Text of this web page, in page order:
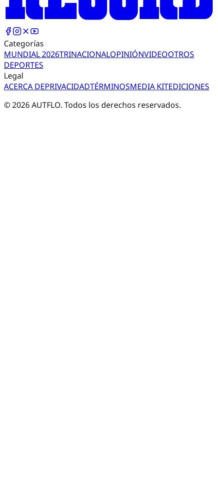
Categorías
MUNDIAL 2026TRINACIONALOPINIÓNVIDEOOTROS
DEPORTES
Legal
ACERCA DEPRIVACIDADTÉRMINOSMEDIA KITEDICIONES
©2026AUTFLO. Todos los derechos reservados.